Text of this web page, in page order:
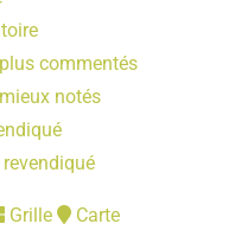
commentés
notés
Grille Carte